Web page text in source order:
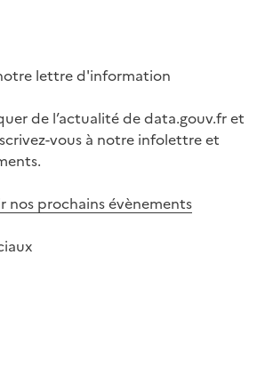
lettre d'information
de l’actualité de data.gouv.fr et
vous à notre infolettre et
nos prochains évènements